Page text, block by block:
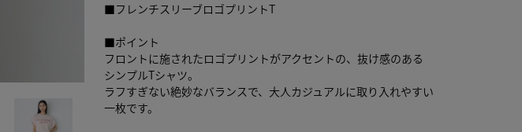
■フレンチスリーブロゴプリントT
■ポイント
フロントに施されたロゴプリントがアクセントの、抜け感のある
シンプルTシャツ。
ラフすぎない絶妙なバランスで、大人カジュアルに取り入れやすい
一枚です。